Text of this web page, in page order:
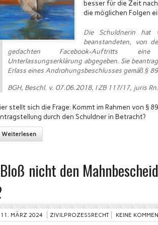
besser für die Zeit
die möglichen Folgen
Die Schuldnerin hat
beanstandeten, von
gedachten Facebook-Auftritts
Unterlassungserklärung abgegeben. Sie
Erlass eines Androhungsbeschlusses gemäß §
BGH, Beschl. v. 07.06.2018, I ZB 117/17, juris
stellt sich die Frage: Kommt im Rahmen von §
durch den Schuldner in Betracht?
Weiterlesen
nicht den
11. MÄRZ 2024 ZIVILPROZESSRECHT KEINE